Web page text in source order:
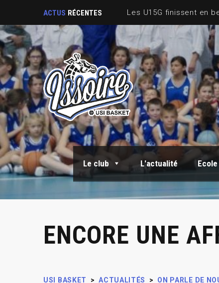
ACTUS RÉCENTES
Le club L'actualité
ENCORE UNE
USI BASKET > ACTUALITÉS > ON PARLE DE